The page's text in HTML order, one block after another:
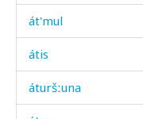
át'mul
átis
áturšːuna